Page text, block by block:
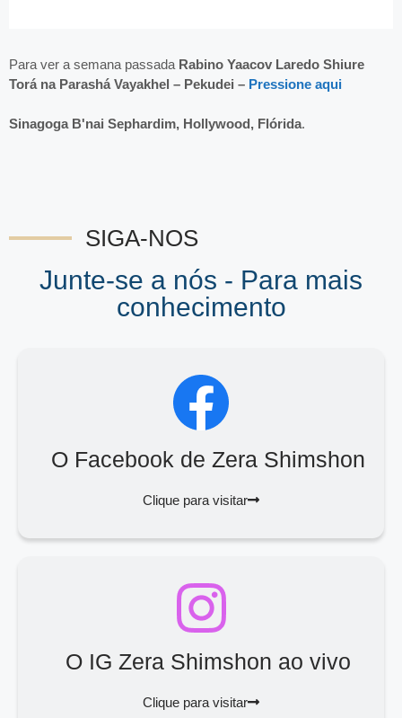
Para ver a semana passada Rabino Yaacov Laredo Shiure
Torá na Parashá Vayakhel – Pekudei – Pressione aqui
Sinagoga B'nai Sephardim, Hollywood, Flórida.
SIGA-NOS
Junte-se a nós - Para mais
conhecimento
O Facebook de Zera Shimshon
Clique para visitar
O IG Zera Shimshon ao vivo
Clique para visitar